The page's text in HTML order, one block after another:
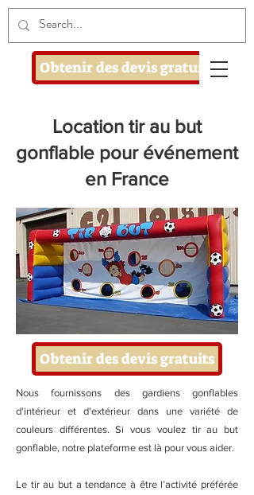
Obtenir des devis gratuits
Location tir au but
gonflable pour événement
en France
Obtenir des devis gratuits
Nous fournissons des gardiens gonflables
d'intérieur et d'extérieur dans une variété de
couleurs différentes. Si vous voulez tir au but
gonflable, notre plateforme est là pour vous aider.
Le tir au but a tendance à être l’activité préférée